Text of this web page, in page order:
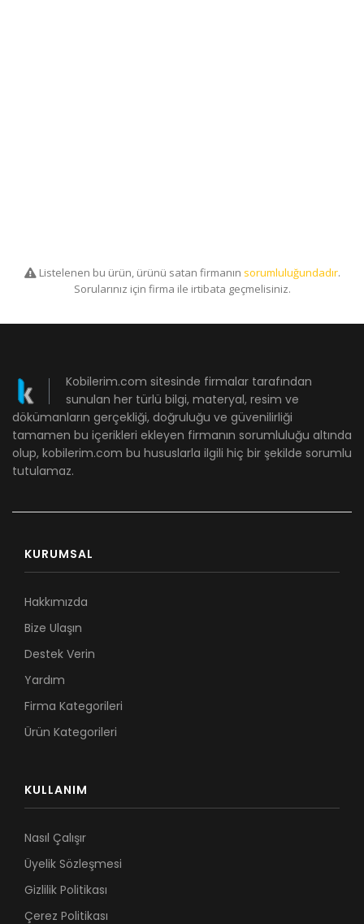
Listelenen bu ürün, ürünü satan firmanın sorumluluğundadır.
Sorularınız için firma ile irtibata geçmelisiniz.
Kobilerim.com sitesinde firmalar tarafından
sunulan her türlü bilgi, materyal, resim ve
dökümanların gerçekliği, doğruluğu ve güvenilirliği
tamamen bu içerikleri ekleyen firmanın sorumluluğu altında
olup, kobilerim.com bu hususlarla ilgili hiç bir şekilde sorumlu
tutulamaz.
KURUMSAL
Hakkımızda
Bize Ulaşın
Destek Verin
Yardım
Firma Kategorileri
Ürün Kategorileri
KULLANIM
Nasıl Çalışır
Üyelik Sözleşmesi
Gizlilik Politikası
Çerez Politikası